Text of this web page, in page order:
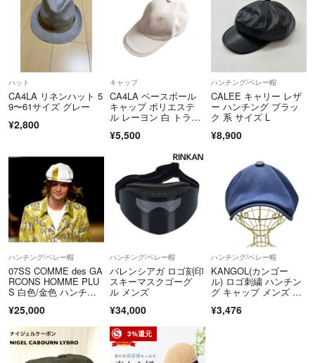
すので、全て決済の早い方を優先しております。
⚠️ご購入様都合の返品、返金は一切対応いたしませんのでご了承くださ
初心者ですのでご迷惑をお掛けすることもあるかも知れませんが、お互
いに気持ちの良いお取引ができますよう精一杯心がけております。
どうぞよろしくお願いいたします。
ハット
CA4LA リネンハット 5
9〜61サイズ グレー
¥2,800
キャップ
CA4LA ベースボール
キャップ ポリエステ
ル レーヨン 白 トラッ
¥5,500
ハンチング/ベレー帽
CALEE キャリー レザ
ー ハンチング ブラッ
ク 系 サイズ L
¥8,900
ハンチング/ベレー帽
07SS COMME des GA
RCONS HOMME PLU
S 白色/金色 ハンチン
イギリス製
¥25,000
ハンチング/ベレー帽
バレンシアガ ロゴ刻印
スキーマスクゴーグ
ル メンズ
¥34,000
ハンチング/ベレー帽
KANGOL(カンゴー
ル) ロゴ刺繍 ハンチン
グ キャップ メンズ 帽
¥3,476
3%還元